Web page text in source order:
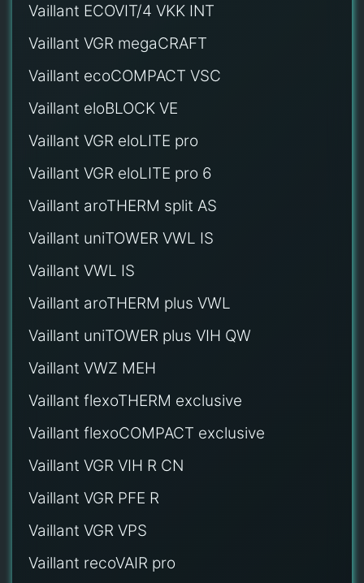
Vaillant ECOVIT/4 VKK INT
Vaillant VGR megaCRAFT
Vaillant ecoCOMPACT VSC
Vaillant eloBLOCK VE
Vaillant VGR eloLITE pro
Vaillant VGR eloLITE pro 6
Vaillant aroTHERM split AS
Vaillant uniTOWER VWL IS
Vaillant VWL IS
Vaillant aroTHERM plus VWL
Vaillant uniTOWER plus VIH QW
Vaillant VWZ MEH
Vaillant flexoTHERM exclusive
Vaillant flexoCOMPACT exclusive
Vaillant VGR VIH R CN
Vaillant VGR PFE R
Vaillant VGR VPS
Vaillant recoVAIR pro